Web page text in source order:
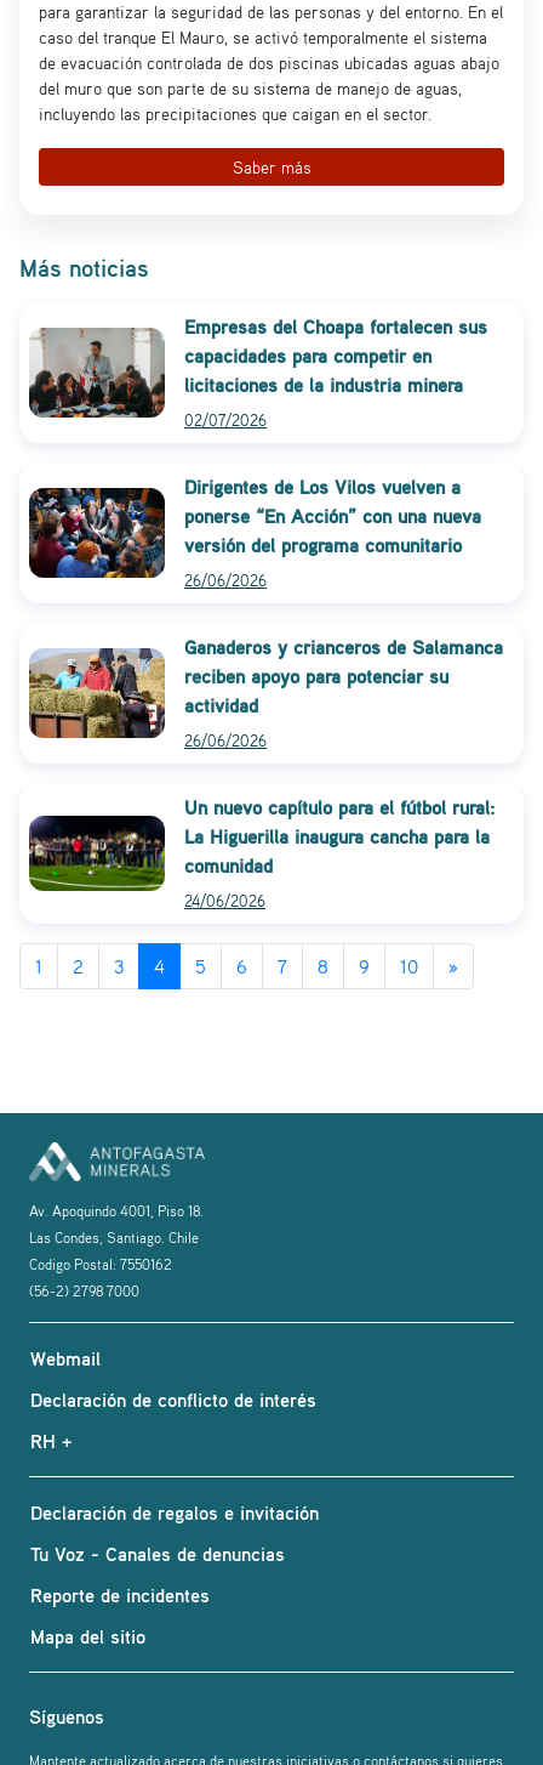
para garantizar la seguridad de las personas y del entorno. En el
caso del tranque El Mauro, se activó temporalmente el sistema
de evacuación controlada de dos piscinas ubicadas aguas abajo
del muro que son parte de su sistema de manejo de aguas,
incluyendo las precipitaciones que caigan en el sector.
Saber más
Más noticias
Empresas del Choapa fortalecen sus
capacidades para competir en
licitaciones de la industria minera
02/07/2026
Dirigentes de Los Vilos vuelven a
ponerse “En Acción” con una nueva
versión del programa comunitario
26/06/2026
Ganaderos y crianceros de Salamanca
reciben apoyo para potenciar su
actividad
26/06/2026
Un nuevo capítulo para el fútbol rural:
La Higuerilla inaugura cancha para la
comunidad
24/06/2026
1 2 3 4 5 6 7 8 9 10 »
Av. Apoquindo 4001, Piso 18.
Las Condes, Santiago. Chile
Codigo Postal: 7550162
(56-2) 2798 7000
Webmail
Declaración de conflicto de interés
RH +
Declaración de regalos e invitación
Tu Voz - Canales de denuncias
Reporte de incidentes
Mapa del sitio
Síguenos
Mantente actualizado acerca de nuestras iniciativas o contáctanos si quieres